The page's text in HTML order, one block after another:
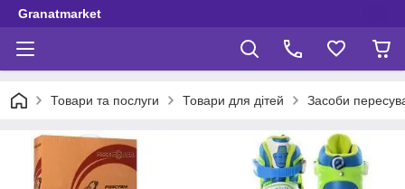
Granatmarket
Товари та послуги Товари для дітей Засоби